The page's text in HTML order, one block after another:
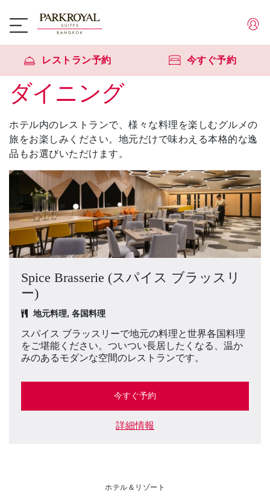
レストラン予約 今すぐ予約
ダイニング
ホテル内のレストランで、様々な料理を楽しむグルメの
旅をお楽しみください。地元だけで味わえる本格的な逸
品もお選びいただけます。
Spice Brasserie (スパイス ブラッスリ
ー)
地元料理, 各国料理
スパイス ブラッスリーで地元の料理と世界各国料理
をご堪能ください。ついつい長居したくなる、温か
みのあるモダンな空間のレストランです。
今すぐ予約
詳細情報
ホテル＆リゾート